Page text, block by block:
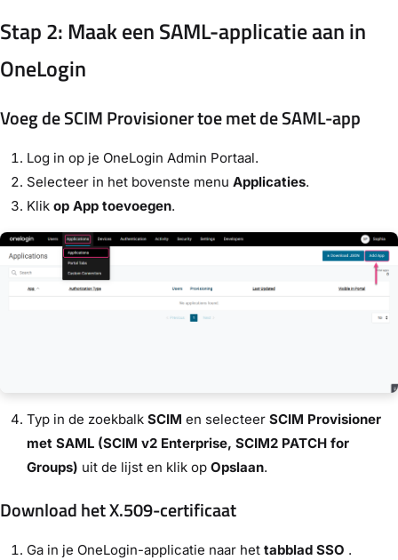
Stap 2: Maak een SAML-applicatie aan in
OneLogin
Voeg de SCIM Provisioner toe met de SAML-app
Log in op je OneLogin Admin Portaal.
Selecteer in het bovenste menu Applicaties.
Klik op App toevoegen.
Typ in de zoekbalk SCIM en selecteer SCIM Provisioner
met SAML (SCIM v2 Enterprise, SCIM2 PATCH for
Groups) uit de lijst en klik op Opslaan.
Download het X.509-certificaat
Ga in je OneLogin-applicatie naar het tabblad SSO .